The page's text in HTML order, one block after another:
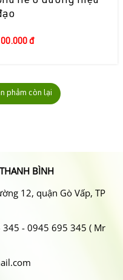
đ
phẩm còn lại
BÌNH
12, quận Gò Vấp, TP
- 0945 695 345 ( Mr